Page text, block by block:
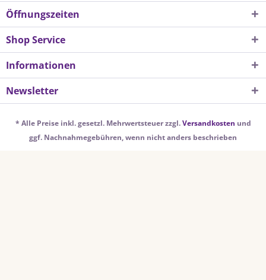
Öffnungszeiten
Shop Service
Informationen
Newsletter
* Alle Preise inkl. gesetzl. Mehrwertsteuer zzgl.Versandkosten und
ggf. Nachnahmegebühren, wenn nicht anders beschrieben